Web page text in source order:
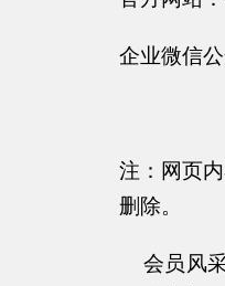
企业微信
注：网页
删除。
会员风采